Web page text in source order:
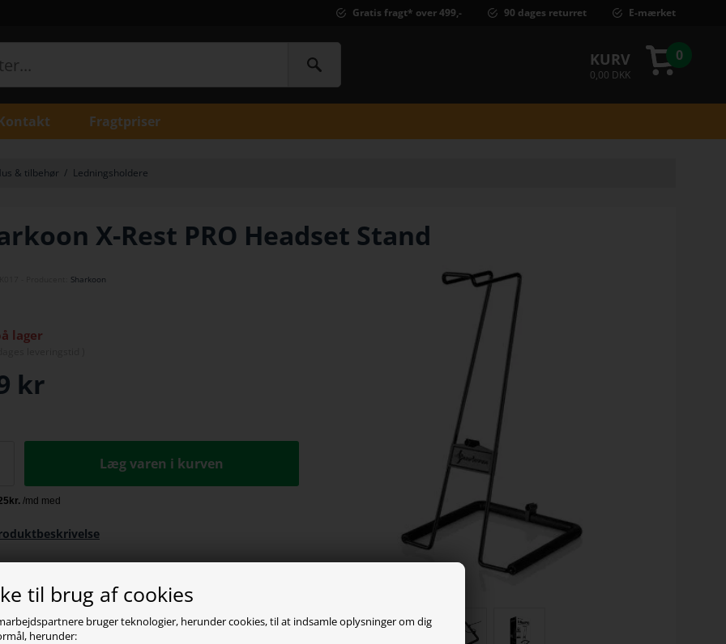
til brug af cookies
bruger teknologier, herunder cookies, til at indsamle oplysninger om dig
herunder:
Gratis fragt* over 499,- 90 dages returret E-mærket
KURV
0,00 DKK
0
Fragtpriser
& tilbehør / Ledningsholdere
X-Rest PRO Headset Stand
Sharkoon
lager
kr
Læg varen i kurven